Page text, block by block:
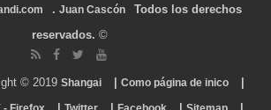
. Juan Cascón
Todos los derechos
reservados. ©
© 2019 Shangai Como página de inico